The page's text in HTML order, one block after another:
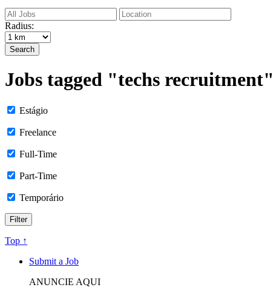
Radius:
Search
Jobs tagged "techs recruitment"
Estágio
Freelance
Full-Time
Part-Time
Temporário
Top ↑
Submit a Job
ANUNCIE AQUI